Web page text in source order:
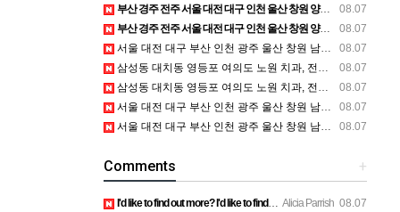
08.07
부산 경주 전주 서울 대전 대구 인천 울산 창원 양산 포항 천안 평택 용인 고양 성남 수원 일수, 미용학원, 가족사진, 점집, 한복대여, 독학재수학원, 재회부적 정보
08.07
부산 경주 전주 서울 대전 대구 인천 울산 창원 양산 포항 천안 평택 용인 고양 성남 수원 일수, 미용학원, 가족사진, 점집, 한복대여, 독학재수학원, 재회부적 정보
08.07
서울 대전 대구 부산 인천 광주 울산 창원 남양주 이혼전문변호사 정보
08.07
삼성동 대치동 영등포 여의도 노원 치과, 전주임플란트 대구정형외과 광주피부과 정보
08.07
삼성동 대치동 영등포 여의도 노원 치과, 전주임플란트 대구정형외과 광주피부과 정보
08.07
서울 대전 대구 부산 인천 광주 울산 창원 남양주 이혼전문변호사 정보
08.07
서울 대전 대구 부산 인천 광주 울산 창원 남양주 이혼전문변호사 정보
+
Comments
Alicia Parrish 08.07
I'd like to find out more? I'd like to find out some additio…